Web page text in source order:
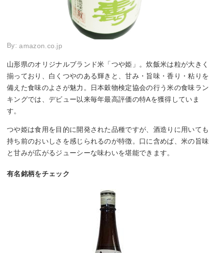
By:amazon.co.jp
山形県のオリジナルブランド米「つや姫」。炊飯米は粒が大きく
揃っており、白くつやのある輝きと、甘み・旨味・香り・粘りを
備えた食味のよさが魅力。日本穀物検定協会の行う米の食味ラン
キングでは、デビュー以来毎年最高評価の特Aを獲得していま
す。
つや姫は食用を目的に開発された品種ですが、酒造りに用いても
持ち前のおいしさを感じられるのが特徴。口に含めば、米の旨味
と甘みが広がるジューシーな味わいを堪能できます。
有名銘柄をチェック